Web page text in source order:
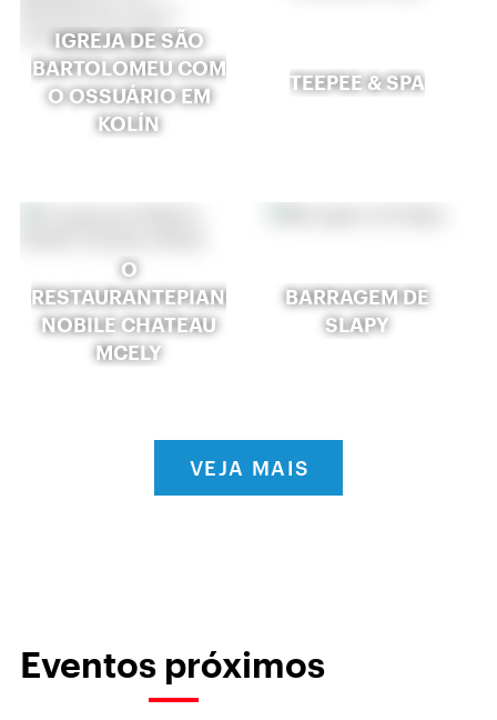
IGREJA DE SÃO
BARTOLOMEU COM
O OSSUÁRIO EM
KOLÍN
TEEPEE & SPA
O
RESTAURANTEPIANO
NOBILE CHATEAU
MCELY
BARRAGEM DE
SLAPY
VEJA MAIS
Eventos próximos